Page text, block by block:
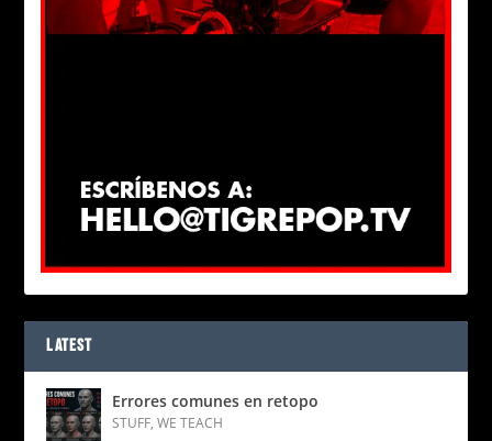
LATEST
Errores comunes en retopo
STUFF,WE TEACH